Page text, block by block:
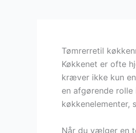
Tømrerretil
Køkkenet er ofte
kræver ikke kun
en afgørende
køkkenelementer,
Når du vælger en